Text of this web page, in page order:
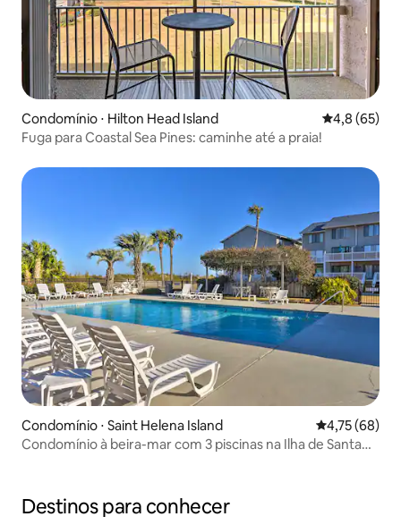
Condomínio ⋅ Hilton Head Island 4,8 de uma
4,8 (65)
Fuga para Coastal Sea Pines: caminhe até a praia!
Condomínio ⋅ Saint Helena Island 4,75 de uma
4,75 (68)
Condomínio à beira-mar com 3 piscinas na Ilha de Santa
Destinos para conhecer